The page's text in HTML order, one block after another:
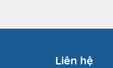
Liên hệ